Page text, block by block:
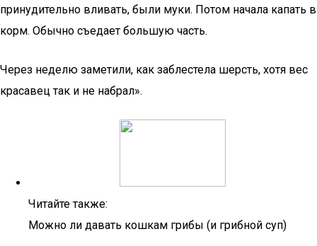
принудительно вливать, были муки. Потом начала капать в
корм. Обычно съедает большую часть.
Через неделю заметили, как заблестела шерсть, хотя вес
красавец так и не набрал».
Читайте также:
Можно ли давать кошкам грибы (и грибной суп)